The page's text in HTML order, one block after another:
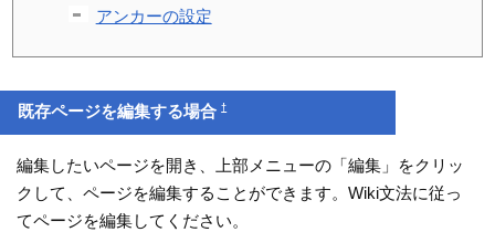
アンカーの設定
既存ページを編集する場合†
編集したいページを開き、上部メニューの「編集」をクリッ
クして、ページを編集することができます。Wiki文法に従っ
てページを編集してください。